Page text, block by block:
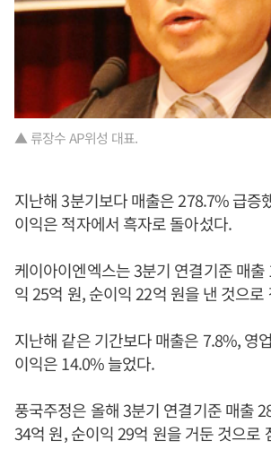
▲ 류장수 AP위성 대표.
지난해 3분기보다 매출은 278.7% 급증
이익은 적자에서 흑자로 돌아섰다.
케이아이엔엑스는 3분기 연결기준 매출
익 25억 원, 순이익 22억 원을 낸 것으로
지난해 같은 기간보다 매출은 7.8%, 영
이익은 14.0% 늘었다.
풍국주정은 올해 3분기 연결기준 매출
34억 원, 순이익 29억 원을 거둔 것으로